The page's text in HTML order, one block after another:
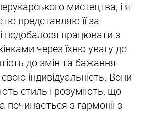
мистецтва, і я
представляю її за
подобалося працювати з
через їхню увагу до
до змін та бажання
індивідуальність. Вони
стиль і розуміють, що
починається з гармонії з